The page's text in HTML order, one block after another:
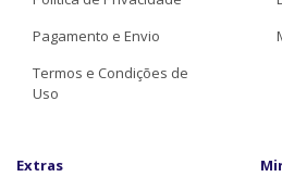
Pagamento e Envio
Termos e Condições de
Uso
Extras